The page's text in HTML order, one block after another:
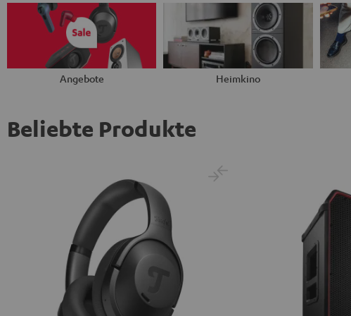
Angebote Heimkino
Beliebte Produkte